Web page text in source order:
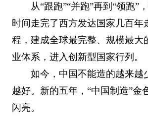
从“跟跑”“并跑”再到“领跑”
时间走完了西方发达国家几百年
程，建成全球最完整、规模最大
业体系，进入创新型国家行列。
如今，中国不能造的越来越
越好。新的五年，“中国制造”金
闪亮。